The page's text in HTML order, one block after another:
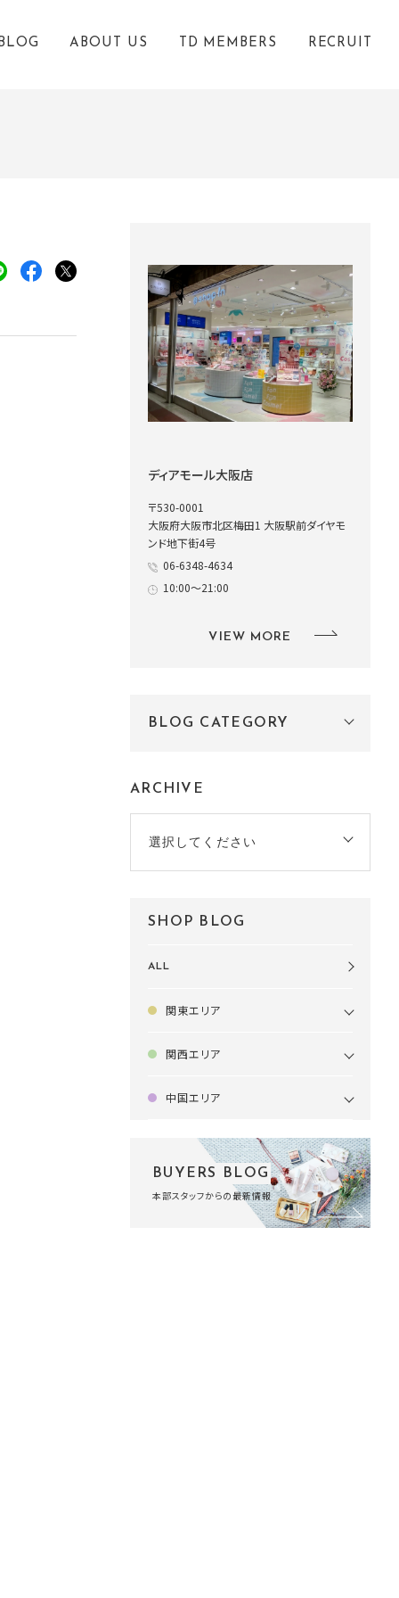
ABOUT US TD MEMBERS RECRUIT
ディアモール大阪店
〒530-0001
大阪府大阪市北区梅田1 大阪駅前ダイヤモ
ンド地下街4号
06-6348-4634
10:00～21:00
VIEW MORE
BLOG CATEGORY
ARCHIVE
選択してください
SHOP BLOG
ALL
関東エリア
関西エリア
中国エリア
BUYERS BLOG
本部スタッフからの最新情報